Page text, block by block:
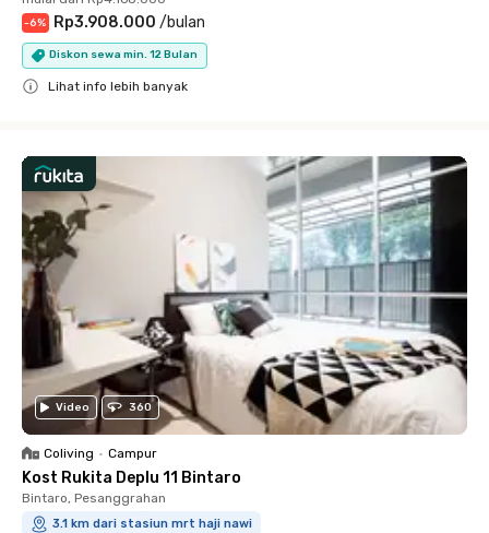
-6% Rp3.908.000 /bulan
Diskon sewa min. 12 Bulan
Lihat info lebih banyak
Video 360
Coliving • Campur
Kost Rukita Deplu 11 Bintaro
Bintaro, Pesanggrahan
3.1 km dari stasiun mrt haji nawi